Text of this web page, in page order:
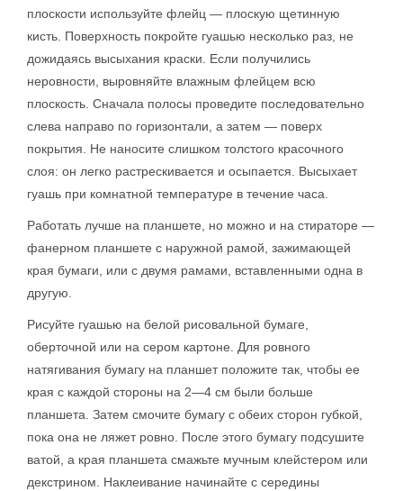
плоскости используйте флейц — плоскую щетинную
кисть. Поверхность покройте гуашью несколько раз, не
дожидаясь высыхания краски. Если получились
неровности, выровняйте влажным флейцем всю
плоскость. Сначала полосы проведите последовательно
слева направо по горизонтали, а затем — поверх
покрытия. Не наносите слишком толстого красочного
слоя: он легко растрескивается и осыпается. Высыхает
гуашь при комнатной температуре в течение часа.
Работать лучше на планшете, но можно и на стираторе —
фанерном планшете с наружной рамой, зажимающей
края бумаги, или с двумя рамами, вставленными одна в
другую.
Рисуйте гуашью на белой рисовальной бумаге,
оберточной или на сером картоне. Для ровного
натягивания бумагу на планшет положите так, чтобы ее
края с каждой стороны на 2—4 см были больше
планшета. Затем смочите бумагу с обеих сторон губкой,
пока она не ляжет ровно. После этого бумагу подсушите
ватой, а края планшета смажьте мучным клейстером или
декстрином. Наклеивание начинайте с середины